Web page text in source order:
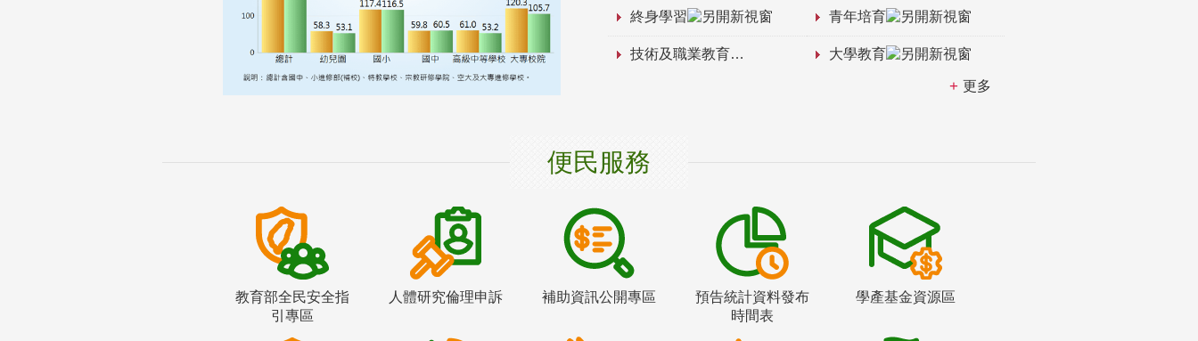
終身學習 青年培育
技術及職業教育 大學教育
更多
便民服務
教育部全民安全指
引專區
人體研究倫理申訴 補助資訊公開專區
預告統計資料發布
時間表
學產基金資源區